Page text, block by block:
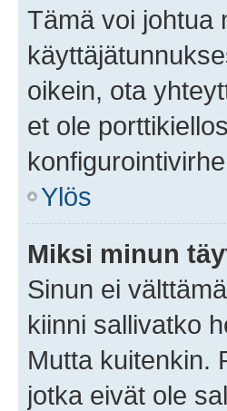
Tämä voi johtua
oikein, ota
et ole
Ylös
Miksi minun
Sinun ei
kiinni sallivatko
Mutta kuitenkin.
jotka eivät ole